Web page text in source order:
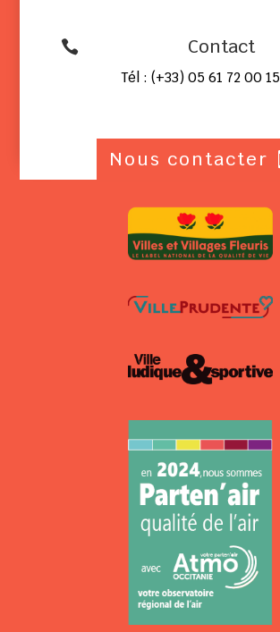
 Contact
Tél : (+33) 05 61 72 00 15
Nous contacter